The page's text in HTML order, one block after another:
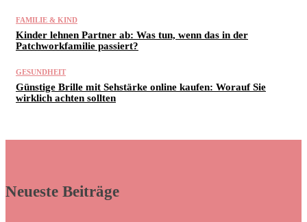
FAMILIE & KIND
Kinder lehnen Partner ab: Was tun, wenn das in der
Patchworkfamilie passiert?
GESUNDHEIT
Günstige Brille mit Sehstärke online kaufen: Worauf Sie
wirklich achten sollten
Neueste Beiträge